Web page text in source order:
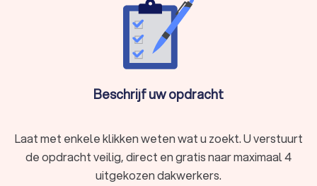
Beschrijf uw opdracht
Laat met enkele klikken weten wat u zoekt. U verstuurt
de opdracht veilig, direct en gratis naar maximaal 4
uitgekozen dakwerkers.